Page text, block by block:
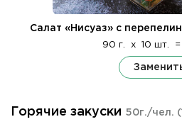
Салат «Нисуаз» с
90 г. x 10 шт. =
Горячие закуски 50г./чел.